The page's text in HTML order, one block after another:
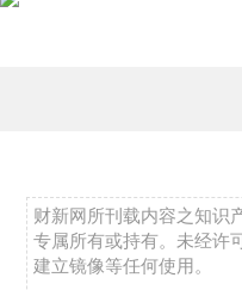
财新网所刊载内容之知识
专属所有或持有。未经许
建立镜像等任何使用。